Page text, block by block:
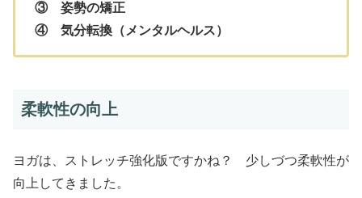
③ 姿勢の矯正
④ 気分転換（メンタルヘルス）
柔軟性の向上
ヨガは、ストレッチ強化版ですかね？ 少しづつ柔軟性が
向上してきました。